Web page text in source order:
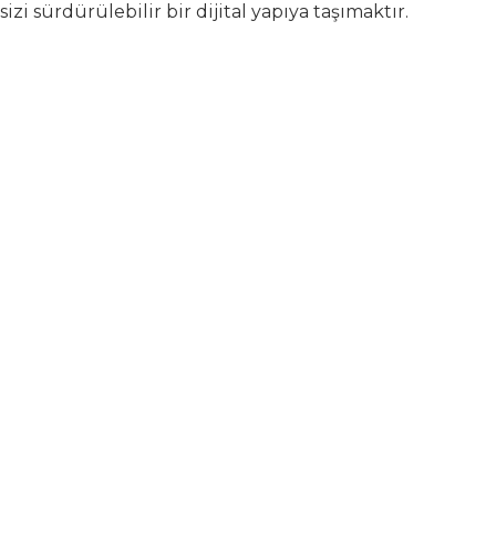
sizi sürdürülebilir bir dijital yapıya taşımaktır.